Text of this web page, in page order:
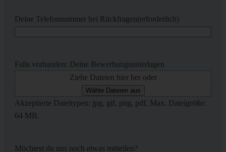
Deine Telefonnummer bei Rückfragen(erforderlich)
Falls vorhanden: Deine Bewerbungsunterlagen
Ziehe Dateien hier her oder
Wähle Dateien aus
Akzeptierte Dateitypen: jpg, gif, png, pdf, Max. Dateigröße:
64 MB.
Möchtest du uns noch etwas mitteilen?